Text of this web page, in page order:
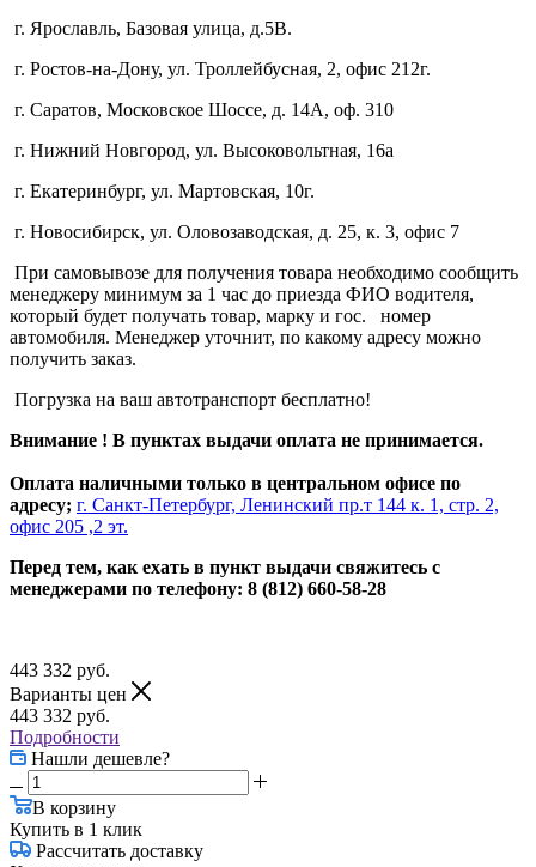
г. Ярославль, Базовая улица, д.5В.
г. Ростов-на-Дону, ул. Троллейбусная, 2, офис 212г.
г. Саратов, Московское Шоссе, д. 14А, оф. 310
г. Нижний Новгород, ул. Высоковольтная, 16а
г. Екатеринбург, ул. Мартовская, 10г.
г. Новосибирск, ул. Оловозаводская, д. 25, к. 3, офис 7
При самовывозе для получения товара необходимо сообщить
менеджеру минимум за 1 час до приезда ФИО водителя,
который будет получать товар, марку и гос. номер
автомобиля. Менеджер уточнит, по какому адресу можно
получить заказ.
Погрузка на ваш автотранспорт бесплатно!
Внимание ! В пунктах выдачи оплата не принимается.
Оплата наличными только в центральном офисе по
адресу; г. Санкт-Петербург, Ленинский пр.т 144 к. 1, стр. 2,
офис 205 ,2 эт.
Перед тем, как ехать в пункт выдачи свяжитесь с
менеджерами по телефону: 8 (812) 660-58-28
443 332 руб.
Варианты цен
443 332 руб.
Подробности
Нашли дешевле?
В корзину
Купить в 1 клик
Рассчитать доставку